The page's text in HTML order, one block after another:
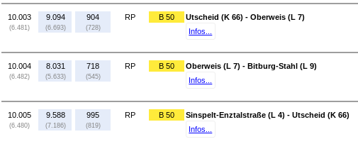
10.003
(6.481)
9.094
(6.693)
904
(728)
RP B 50
Utscheid (K 66) - Oberweis (L 7)
Infos...
10.004
(6.482)
8.031
(5.633)
718
(545)
RP B 50
Oberweis (L 7) - Bitburg-Stahl (L 9)
Infos...
10.005
(6.480)
9.588
(7.186)
995
(819)
RP B 50
Sinspelt-Enztalstraße (L 4) - Utscheid (K 66)
Infos...